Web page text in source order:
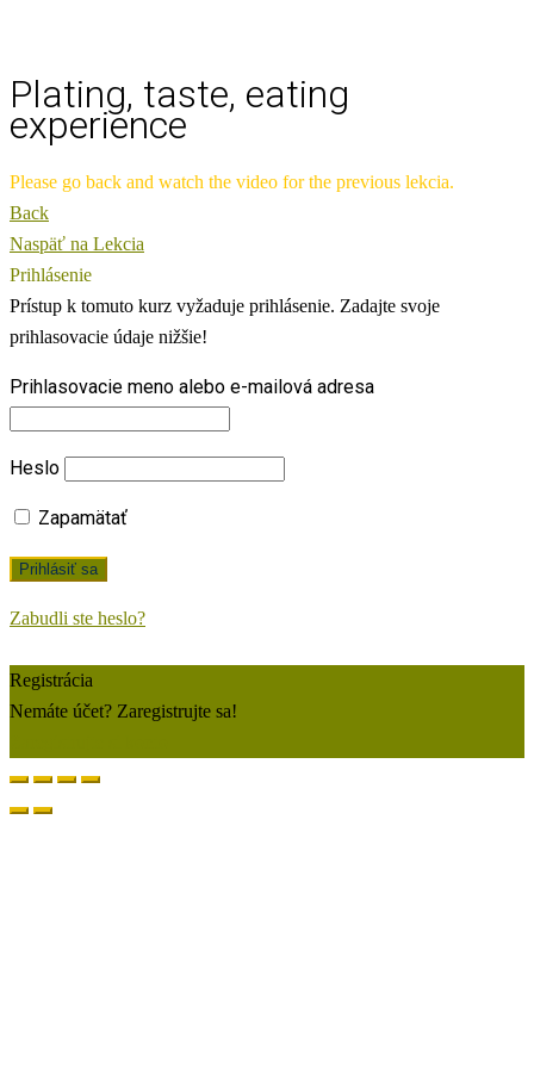
Plating, taste, eating
experience
Please go back and watch the video for the previous lekcia.
Back
Naspäť na Lekcia
Prihlásenie
Prístup k tomuto kurz vyžaduje prihlásenie. Zadajte svoje
prihlasovacie údaje nižšie!
Prihlasovacie meno alebo e-mailová adresa
Heslo
Zapamätať
Zabudli ste heslo?
Registrácia
Nemáte účet? Zaregistrujte sa!